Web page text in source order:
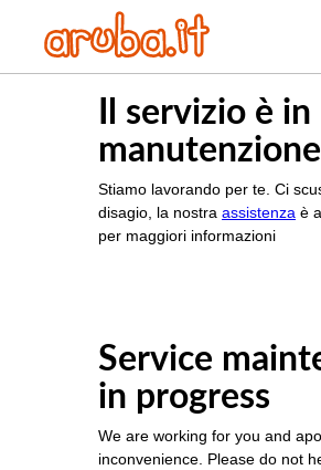
Il servizio è in
manutenzione
Stiamo lavorando per te. Ci
disagio, la nostra assistenza è
per maggiori informazioni
Service
in progress
We are working for you and
inconvenience. Please do not